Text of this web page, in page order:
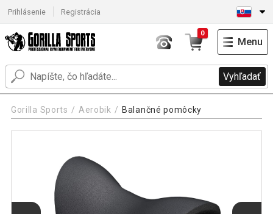
Prihlásenie Registrácia
Vyhľadať
0
Menu
Gorilla Sports Aerobik Balančné pomôcky